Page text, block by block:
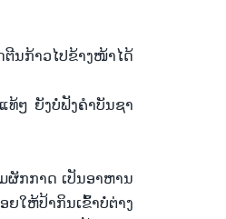
ຕີນກ້າວໄປຂ້າງໜ້າໄດ້
ແທ້ໆ ຍັງບໍ່ຟັງຄຳບັນຊາ
ຜັກກາດ ເປັນອາຫານ
ຍໃຫ້ປ້າກິນເຂົ້າບໍ່ຕ່າງ